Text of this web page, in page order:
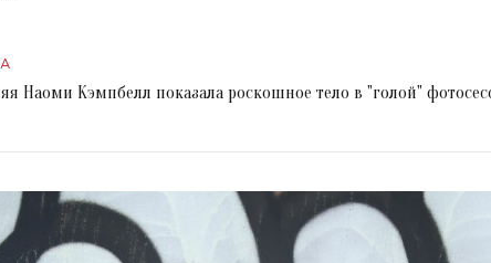
Наоми Кэмпбелл показала роскошное тело в "голой"